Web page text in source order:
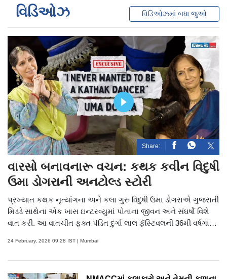
વિડિઓઝ વિડિઓઝમાં બધા જુઓ
Share:
વારસો બનાવનારૂ વચન: કથક કવીન વિદુષી
ઉમા ડોગરાની અનટોલ્ડ સ્ટોરી
પ્રખ્યાત કથક નૃત્યાંગના અને કલા ગુરુ વિદુષી ઉમા ડોગરાએ ગુજરાતી
મિડડે સાથેના એક ખાસ ઇન્ટરવ્યુમાં પોતાના જીવન અને સંઘર્ષો વિશે
વાત કરી. આ વાતચીત ફક્ત પંડિત દુર્ગા લાલ ફૅસ્ટિવલની 36મી વર્ષગાંઠ
પણ જાહેર કર્યા. ઉમા ડોગરાએ કહ્યું કે તે દિલ્હીના એક મધ્યમ વર્ગના
24 February, 2026 09:28 IST | Mumbai